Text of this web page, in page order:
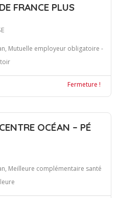
FRANCE PLUS
Mutuelle employeur obligatoire -
Fermeture !
OCÉAN – PÉ
Meilleure complémentaire santé